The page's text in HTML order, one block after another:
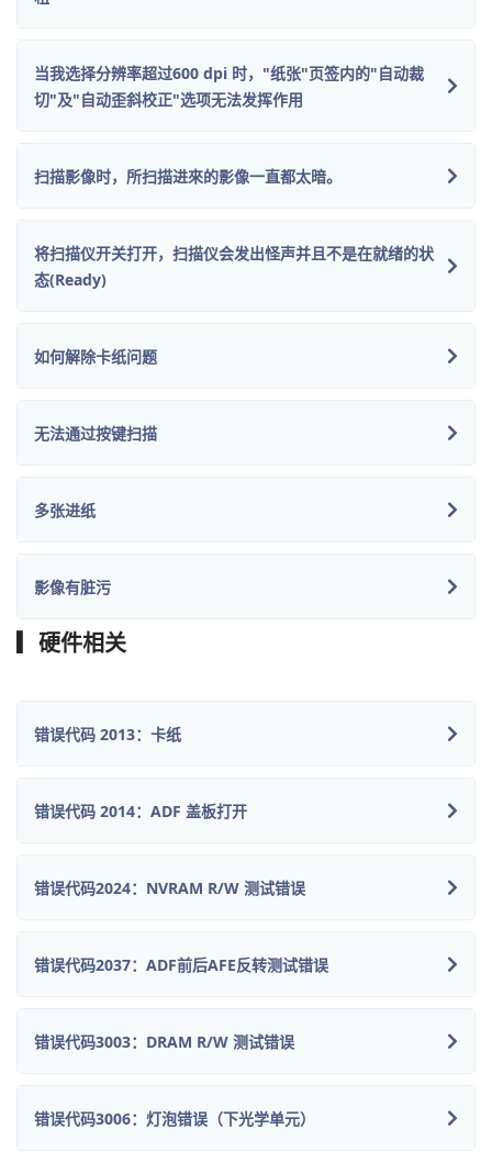
当我选择分辨率超过600 dpi 时，"纸张"页签内的"自动裁
切"及"自动歪斜校正"选项无法发挥作用
扫描影像时，所扫描进來的影像一直都太暗。
将扫描仪开关打开，扫描仪会发出怪声并且不是在就绪的状
态(Ready)
如何解除卡纸问题
无法通过按键扫描
多张进纸
影像有脏污
▎硬件相关
错误代码 2013：卡纸
错误代码 2014：ADF 盖板打开
错误代码2024：NVRAM R/W 测试错误
错误代码2037：ADF前后AFE反转测试错误
错误代码3003：DRAM R/W 测试错误
错误代码3006：灯泡错误（下光学单元）